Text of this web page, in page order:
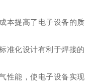
提高了电子设备的质
化设计有利于焊接的
能，使电子设备实现